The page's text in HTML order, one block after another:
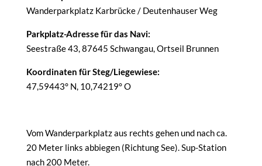
Wanderparkplatz Karbrücke / Deutenhauser Weg
Parkplatz-Adresse für das Navi:
Seestraße 43, 87645 Schwangau, Ortseil Brunnen
Koordinaten für Steg/Liegewiese:
47,59443° N, 10,74219° O
Vom Wanderparkplatz aus rechts gehen und nach ca.
20 Meter links abbiegen (Richtung See). Sup-Station
nach 200 Meter.